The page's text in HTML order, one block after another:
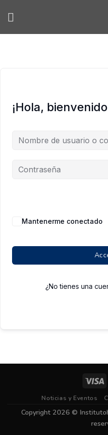
¡Hola,
Mantenerme conectado
¿No tienes una
Noticias y Eventos
Copyright 2026 ©